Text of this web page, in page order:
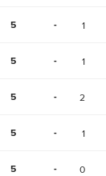
5 - 1
5 - 1
5 - 2
5 - 1
5 - 0